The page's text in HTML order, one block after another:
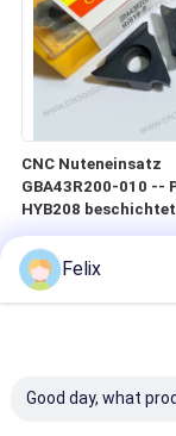
CNC Nuteneinsatz
GBA43R200-010 --
HYB208
schwierige
Felix
Good day, what